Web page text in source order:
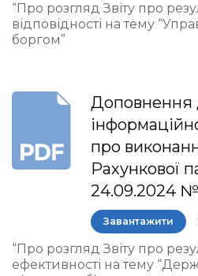
“Про розгляд Звіту про
відповідності на тему
боргом”
Доповнення
про
Рахункової
24.09.2024
Завантажити
“Про розгляд Звіту про
ефективності на тему